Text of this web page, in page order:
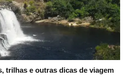
trilhas e outras dicas de viagem